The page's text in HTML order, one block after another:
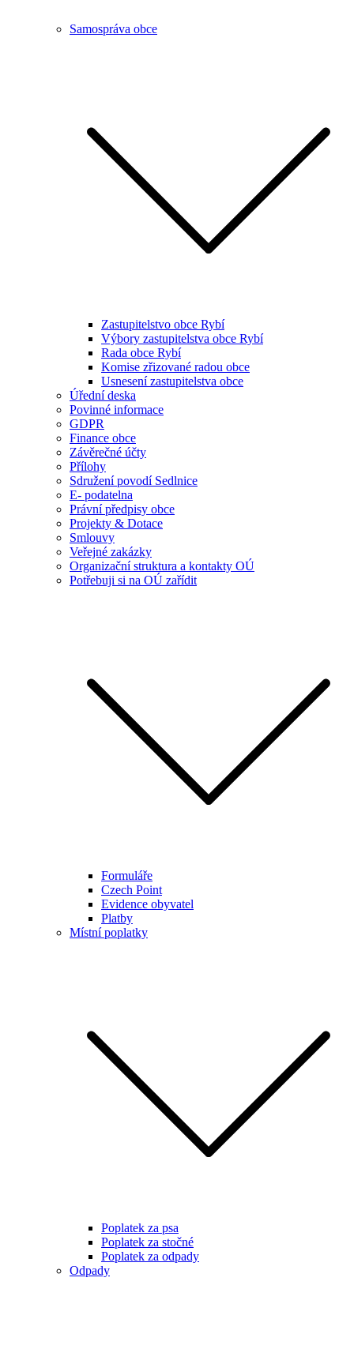
Samospráva obce
Zastupitelstvo obce Rybí
Výbory zastupitelstva obce Rybí
Rada obce Rybí
Komise zřizované radou obce
Usnesení zastupitelstva obce
Úřední deska
Povinné informace
GDPR
Finance obce
Závěrečné účty
Přílohy
Sdružení povodí Sedlnice
E- podatelna
Právní předpisy obce
Projekty & Dotace
Smlouvy
Veřejné zakázky
Organizační struktura a kontakty OÚ
Potřebuji si na OÚ zařídit
Formuláře
Czech Point
Evidence obyvatel
Platby
Místní poplatky
Poplatek za psa
Poplatek za stočné
Poplatek za odpady
Odpady